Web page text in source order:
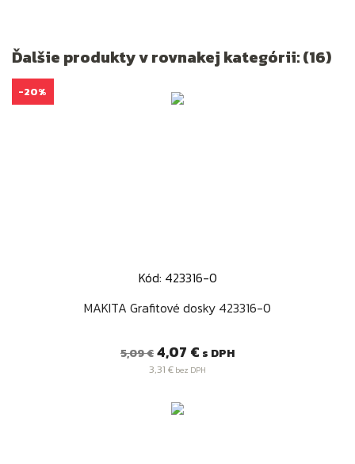
Ďalšie produkty v rovnakej kategórii: (16)
Kód: 423316-0
MAKITA Grafitové dosky 423316-0
Bežná
cena
5,09 €Cena
4,07 € s DPH
3,31 € bez DPH
-20%